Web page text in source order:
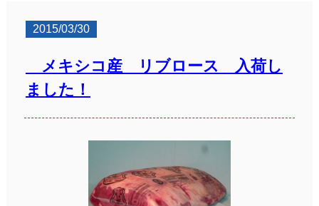
2015/03/30
メキシコ産 リブロース 入荷し
ました！